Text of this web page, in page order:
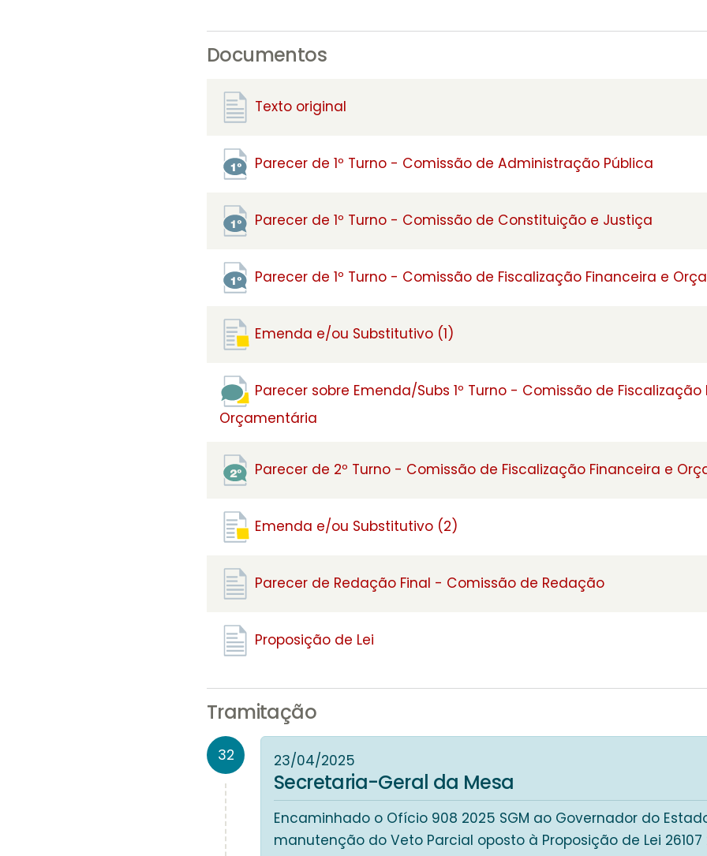
Documentos
Texto original
Parecer de 1º Turno - Comissão de Administração Pública
Parecer de 1º Turno - Comissão de Constituição e Justiça
Parecer de 1º Turno - Comissão de Fiscalização Financeira e
Emenda e/ou Substitutivo (1)
Parecer sobre Emenda/Subs 1º Turno - Comissão de Fiscalização
Orçamentária
Parecer de 2º Turno - Comissão de Fiscalização Financeira e
Emenda e/ou Substitutivo (2)
Parecer de Redação Final - Comissão de Redação
Proposição de Lei
Tramitação
32 23/04/2025
Secretaria-Geral da Mesa
Encaminhado o Ofício 908 2025 SGM ao Governador do
manutenção do Veto Parcial oposto à Proposição de Lei 26107